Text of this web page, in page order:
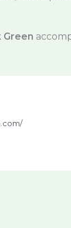
Green